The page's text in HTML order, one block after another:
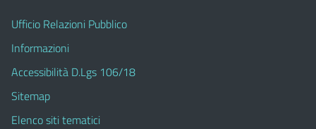
Ufficio Relazioni Pubblico
Informazioni
Accessibilità D.Lgs 106/18
Sitemap
Elenco siti tematici